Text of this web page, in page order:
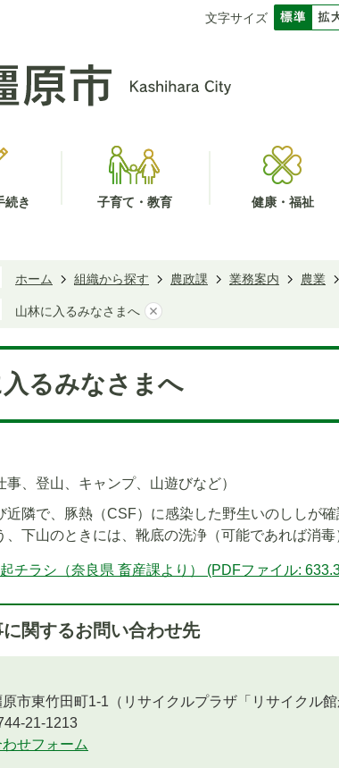
文字サイズ
続き 子育て・教育 健康・福祉
ホーム 組織から探す 農政課 業務案内 農業
山林に入るみなさまへ
るみなさまへ
事、登山、キャンプ、山遊びなど）
近隣で、豚熱（CSF）に感染した野生いのししが
、下山のときには、靴底の洗浄（可能であれば消毒
チラシ（奈良県 畜産課より） (PDFファイル:
に関するお問い合わせ先
市東竹田町1-1（リサイクルプラザ「リサイクル館
21-1213
せフォーム